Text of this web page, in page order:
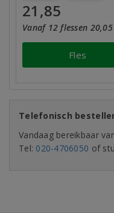
21,85
Vanaf 12 flessen
Fles
Telefonisch
Vandaag bereikbaar
Tel: 020-4706050 of